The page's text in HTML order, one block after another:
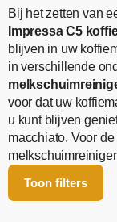
Bij het zetten van
Impressa C5
blijven in uw
in verschillende
voor dat uw
u kunt blijven
macchiato. Voor
Toon filters